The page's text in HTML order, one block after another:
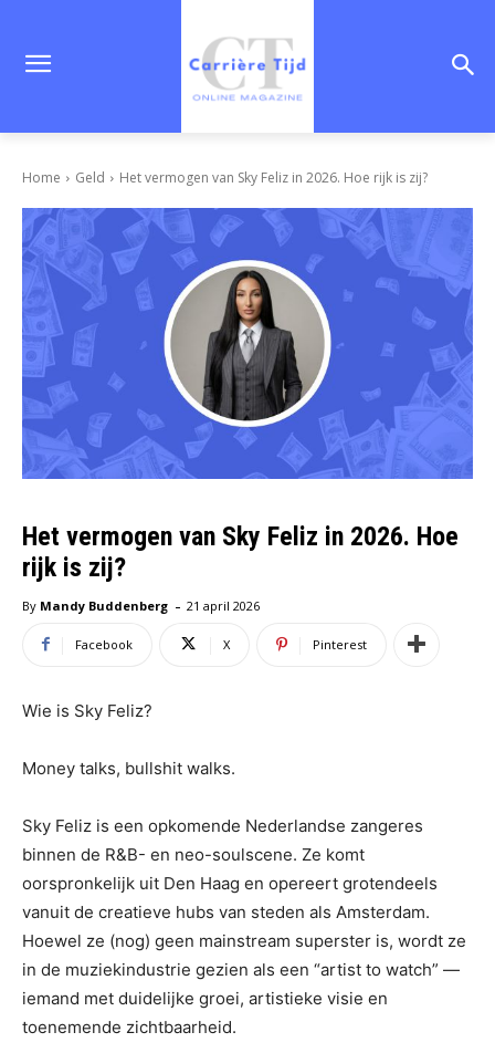
Home Geld Het vermogen van Sky Feliz in 2026. Hoe rijk is zij?
Het vermogen van Sky Feliz in 2026. Hoe
rijk is zij?
By Mandy Buddenberg - 21 april 2026
Facebook X Pinterest
Wie is Sky Feliz?
Money talks, bullshit walks.
Sky Feliz is een opkomende Nederlandse zangeres
binnen de R&B- en neo-soulscene. Ze komt
oorspronkelijk uit Den Haag en opereert grotendeels
vanuit de creatieve hubs van steden als Amsterdam.
Hoewel ze (nog) geen mainstream superster is, wordt ze
in de muziekindustrie gezien als een “artist to watch” —
iemand met duidelijke groei, artistieke visie en
toenemende zichtbaarheid.